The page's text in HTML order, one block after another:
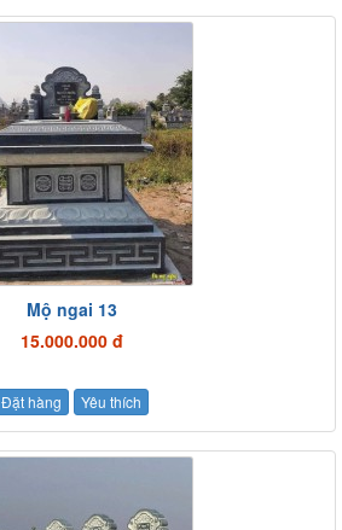
Mộ ngai 13
15.000.000 đ
Đặt hàng Yêu thích